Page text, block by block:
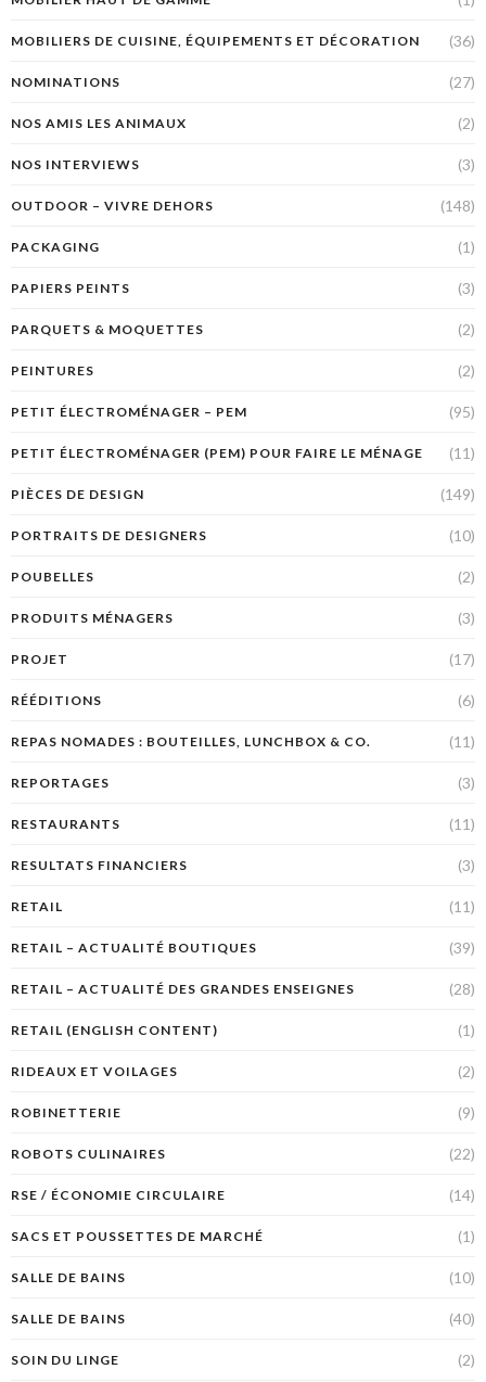
MOBILIERS DE CUISINE, ÉQUIPEMENTS ET DÉCORATION (36)
NOMINATIONS (27)
NOS AMIS LES ANIMAUX (2)
NOS INTERVIEWS (3)
OUTDOOR – VIVRE DEHORS (148)
PACKAGING (1)
PAPIERS PEINTS (3)
PARQUETS & MOQUETTES (2)
PEINTURES (2)
PETIT ÉLECTROMÉNAGER – PEM (95)
PETIT ÉLECTROMÉNAGER (PEM) POUR FAIRE LE MÉNAGE (11)
PIÈCES DE DESIGN (149)
PORTRAITS DE DESIGNERS (10)
POUBELLES (2)
PRODUITS MÉNAGERS (3)
PROJET (17)
RÉÉDITIONS (6)
REPAS NOMADES : BOUTEILLES, LUNCHBOX & CO. (11)
REPORTAGES (3)
RESTAURANTS (11)
RESULTATS FINANCIERS (3)
RETAIL (11)
RETAIL – ACTUALITÉ BOUTIQUES (39)
RETAIL – ACTUALITÉ DES GRANDES ENSEIGNES (28)
RETAIL (ENGLISH CONTENT) (1)
RIDEAUX ET VOILAGES (2)
ROBINETTERIE (9)
ROBOTS CULINAIRES (22)
RSE / ÉCONOMIE CIRCULAIRE (14)
SACS ET POUSSETTES DE MARCHÉ (1)
SALLE DE BAINS (10)
SALLE DE BAINS (40)
SOIN DU LINGE (2)